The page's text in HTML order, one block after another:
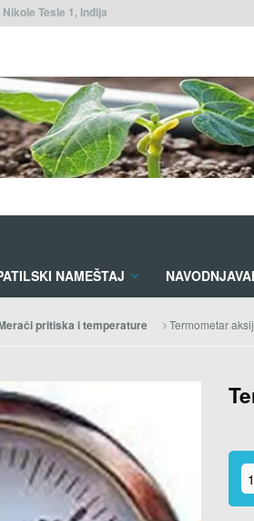
Nikole Tesle 1, Inđija
NAMEŠTAJ
pritiska i temperature Termometar